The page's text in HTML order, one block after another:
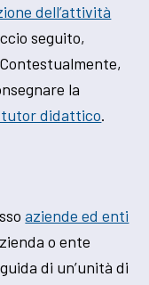
dell’attività
seguito,
la
tutor didattico.
aziende ed enti
o ente
di un’unità di